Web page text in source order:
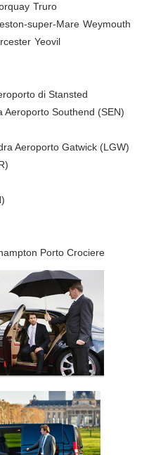
Truro
super-Mare Weymouth
Yeovil
di Stansted
Aeroporto Southend (SEN)
Aeroporto Gatwick (LGW)
Porto Crociere